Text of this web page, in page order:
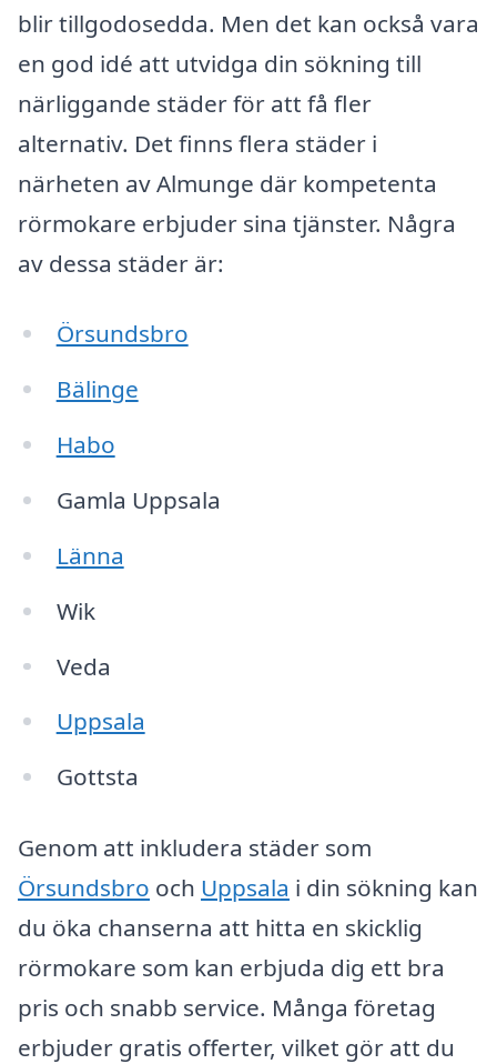
blir tillgodosedda. Men det kan också vara
en god idé att utvidga din sökning till
närliggande städer för att få fler
alternativ. Det finns flera städer i
närheten av Almunge där kompetenta
rörmokare erbjuder sina tjänster. Några
av dessa städer är:
Örsundsbro
Bälinge
Habo
Gamla Uppsala
Länna
Wik
Veda
Uppsala
Gottsta
Genom att inkludera städer som
Örsundsbro och Uppsala i din sökning kan
du öka chanserna att hitta en skicklig
rörmokare som kan erbjuda dig ett bra
pris och snabb service. Många företag
erbjuder gratis offerter, vilket gör att du